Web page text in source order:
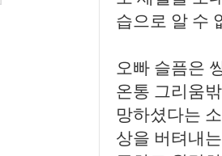
습으로 알 수
오빠 슬픔은
온통 그리움
망하셨다는
상을 버텨내